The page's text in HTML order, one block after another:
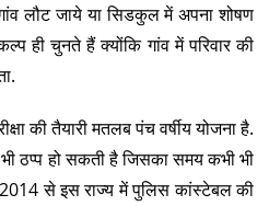
लौट जाये या सिडकुल में अपना शोषण
ही चुनते हैं क्योंकि गांव में परिवार की
की तैयारी मतलब पंच वर्षीय योजना है.
ठप्प हो सकती है जिसका समय कभी भी
से इस राज्य में पुलिस कांस्टेबल की